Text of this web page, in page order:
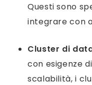
Questi sono
integrare con
Cluster di
con esigenze
scalabilità, i